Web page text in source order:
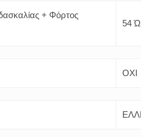
+ Φόρτος
54
ΟΧI